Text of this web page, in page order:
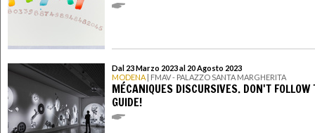
Dal 23 Marzo 2023 al 20 Agosto 2023
MODENA | FMAV - PALAZZO SANTA MARGHERITA
MÉCANIQUES DISCURSIVES. DON'T FOLLOW
GUIDE!